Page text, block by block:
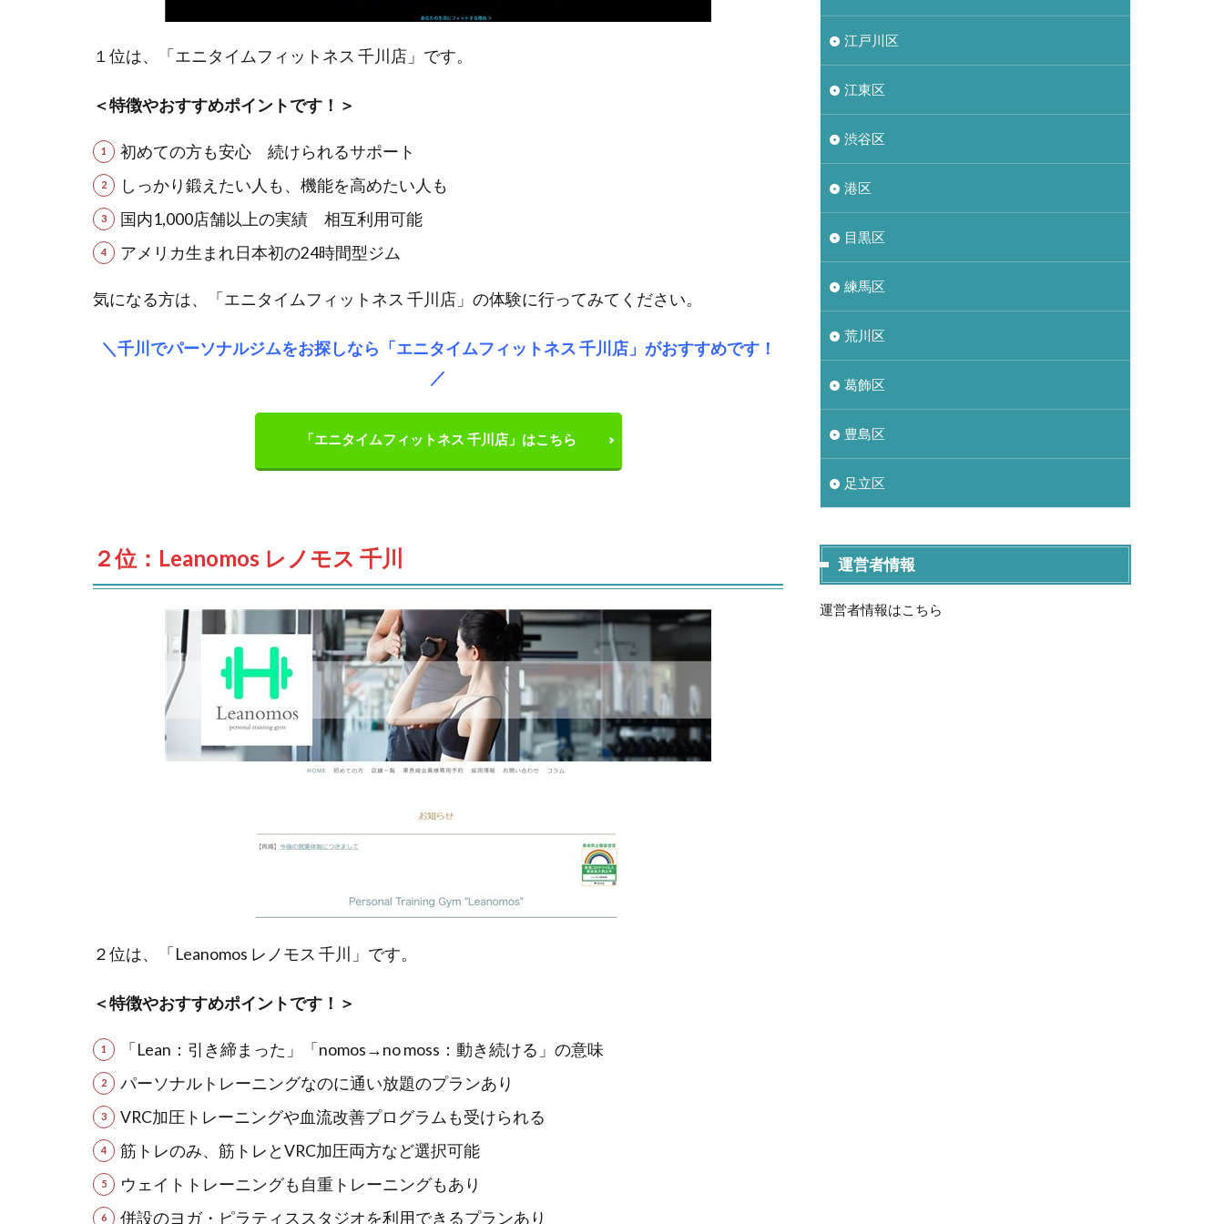
１位は、「エニタイムフィットネス 千川店」です。
＜特徴やおすすめポイントです！＞
初めての方も安心 続けられるサポート
しっかり鍛えたい人も、機能を高めたい人も
国内1,000店舗以上の実績 相互利用可能
アメリカ生まれ日本初の24時間型ジム
気になる方は、「エニタイムフィットネス 千川店」の体験に行ってみてください。
＼千川でパーソナルジムをお探しなら「エニタイムフィットネス 千川店」がおすすめです！
／
「エニタイムフィットネス 千川店」はこちら
２位：Leanomos レノモス 千川
２位は、「Leanomos レノモス 千川」です。
＜特徴やおすすめポイントです！＞
「Lean：引き締まった」「nomos→no moss：動き続ける」の意味
パーソナルトレーニングなのに通い放題のプランあり
VRC加圧トレーニングや血流改善プログラムも受けられる
筋トレのみ、筋トレとVRC加圧両方など選択可能
ウェイトトレーニングも自重トレーニングもあり
併設のヨガ・ピラティススタジオを利用できるプランあり
江戸川区
江東区
渋谷区
港区
目黒区
練馬区
荒川区
葛飾区
豊島区
足立区
運営者情報
運営者情報はこちら